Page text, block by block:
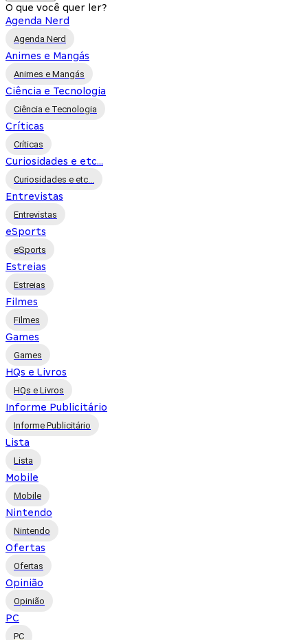
O que você quer ler?
Agenda Nerd
Agenda Nerd
Animes e Mangás
Animes e Mangás
Ciência e Tecnologia
Ciência e Tecnologia
Críticas
Críticas
Curiosidades e etc...
Curiosidades e etc...
Entrevistas
Entrevistas
eSports
eSports
Estreias
Estreias
Filmes
Filmes
Games
Games
HQs e Livros
HQs e Livros
Informe Publicitário
Informe Publicitário
Lista
Lista
Mobile
Mobile
Nintendo
Nintendo
Ofertas
Ofertas
Opinião
Opinião
PC
PC